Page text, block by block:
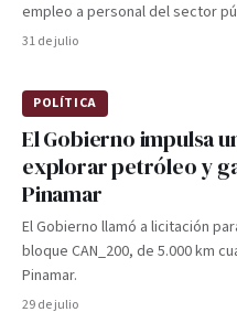
empleo a personal del sector
31 de julio
POLÍTICA
El Gobierno impulsa
explorar petróleo y
Pinamar
El Gobierno llamó a licitación
bloque CAN_200, de 5.000 km
Pinamar.
29 de julio